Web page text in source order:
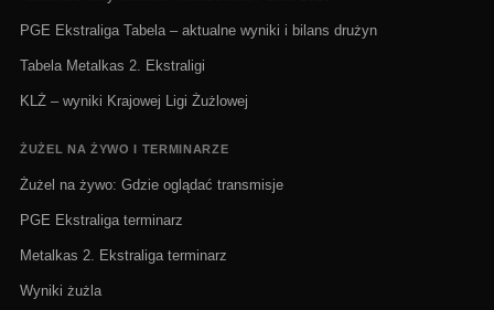
PGE Ekstraliga Tabela – aktualne wyniki i bilans drużyn
Tabela Metalkas 2. Ekstraligi
KLŻ – wyniki Krajowej Ligi Żużlowej
ŻUŻEL NA ŻYWO I TERMINARZE
Żużel na żywo: Gdzie oglądać transmisje
PGE Ekstraliga terminarz
Metalkas 2. Ekstraliga terminarz
Wyniki żużla